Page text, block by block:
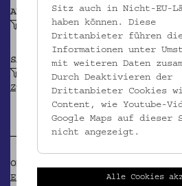
ABBILDUNG
Augenpaar
SAMMLUNG
Krpata, Margit Z:
Zypern
OBJEKT WIRD ZITIERT IN
Ethnographisches Museum
Sitz auch in Nicht-EU-
haben können. Diese
Drittanbieter führen
Informationen unter
mit weiteren Daten
Durch Deaktivieren der
Drittanbieter Cookies
Content, wie Youtube-
Google Maps auf dieser
nicht angezeigt.
Alle Cookies